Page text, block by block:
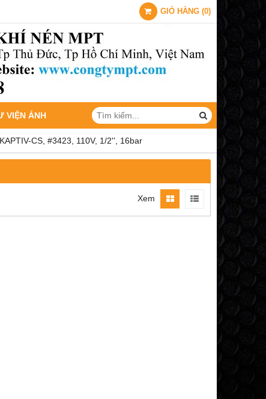
GIỎ HÀNG (0)
VIỆN ẢNH
CS, #3423, 110V, 1/2'', 16bar
Xem